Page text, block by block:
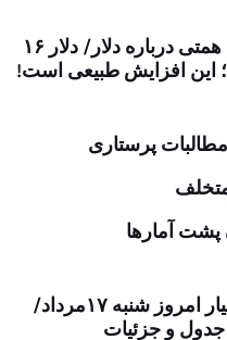
اظهارات جنجالی همتی درباره دلار/ دلار ۱۶
این افزایش طبیعی است!
پرستاری
پشت آمارها
قیمت طلای ۱۸عیار امروز شنبه ۱۷مرداد/
و جزئیات